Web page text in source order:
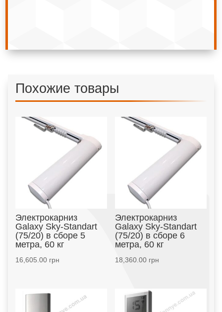
Похожие товары
Электрокарниз
Galaxy Sky-Standart
(75/20) в сборе 5
метра, 60 кг
16,605.00грн
Электрокарниз
Galaxy Sky-Standart
(75/20) в сборе 6
метра, 60 кг
18,360.00грн